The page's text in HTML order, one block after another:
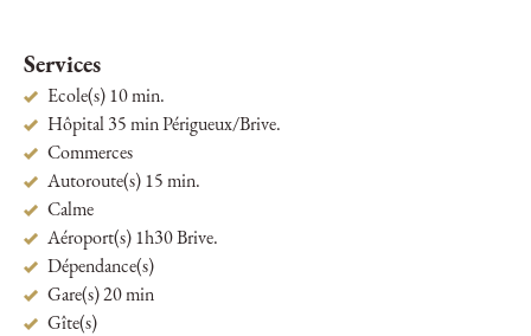
Services
Ecole(s) 10 min.
Hôpital 35 min Périgueux/Brive.
Commerces
Autoroute(s) 15 min.
Calme
Aéroport(s) 1h30 Brive.
Dépendance(s)
Gare(s) 20 min
Gîte(s)